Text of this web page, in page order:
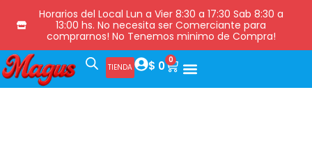
Horarios del Local Lun a Vier 8:30 a 17:30 Sab 8:30 a
13:00 hs. No necesita ser Comerciante para
comprarnos! No Tenemos minimo de Compra!
TIENDA $ 0 0